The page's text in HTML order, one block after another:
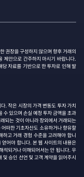
권장을 구성하지 않으며 향후 거래의
제안으로 간주하지 마시기 바랍니다.
자료를 기반으로 한 투자로 인해 발
. 작은 시장의 가격 변동도 투자 가치
수 있으며 손실 예정 투자 금액을 초과
되는 것이 아니라 장외에서 거래되는
떠한 기초자산도 소유하거나 향유할
고 거래 경험 수준을 고려해야 합니
어야 합니다. 본 웹 사이트의 내용은
석되거나 이해되어서는 안 됩니다. 우
및 승인 선언 및 고객 계약을 읽어주시